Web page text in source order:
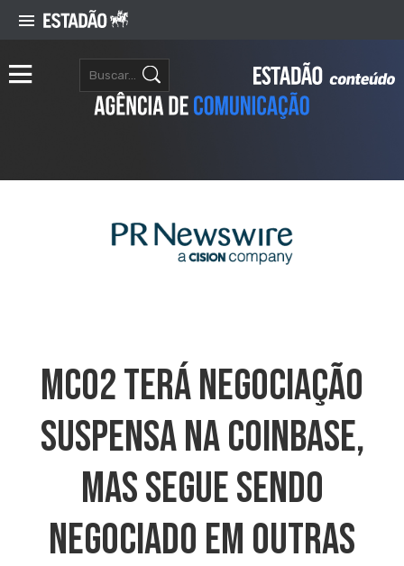
MCO2 Terá Negociação
Suspensa Na Coinbase,
Mas Segue Sendo
Negociado Em Outras